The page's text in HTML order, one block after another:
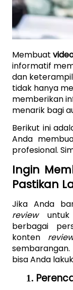
Membuat
informatif
dan
tidak hanya
memberikan
menarik bagi
Berikut ini
Anda
profesional.
Ingin
Pastikan
review
berbagai
konten
bisa Anda